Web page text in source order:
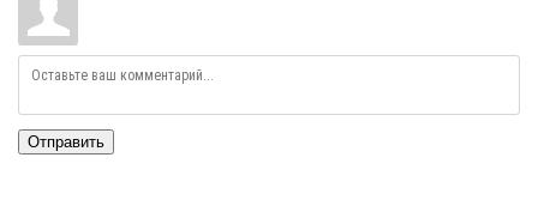
Отправить